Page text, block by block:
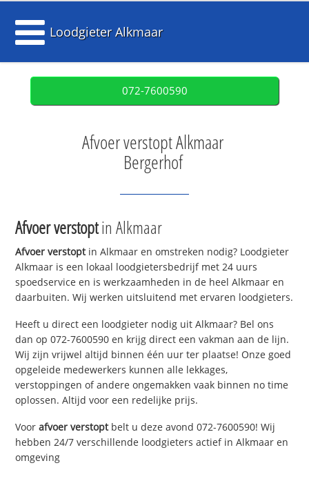
Loodgieter Alkmaar
072-7600590
Afvoer verstopt Alkmaar
Bergerhof
Afvoer verstoptin Alkmaar
Afvoer verstoptin Alkmaar en omstreken nodig? Loodgieter
Alkmaar is een lokaal loodgietersbedrijf met 24 uurs
spoedservice en is werkzaamheden in de heel Alkmaar en
daarbuiten. Wij werken uitsluitend met ervaren loodgieters.
Heeft u direct een loodgieter nodig uit Alkmaar? Bel ons
dan op 072-7600590 en krijg direct een vakman aan de lijn.
Wij zijn vrijwel altijd binnen één uur ter plaatse! Onze goed
opgeleide medewerkers kunnen alle lekkages,
verstoppingen of andere ongemakken vaak binnen no time
oplossen. Altijd voor een redelijke prijs.
Voorafvoer verstoptbelt u deze avond 072-7600590! Wij
hebben 24/7 verschillende loodgieters actief in Alkmaar en
omgeving